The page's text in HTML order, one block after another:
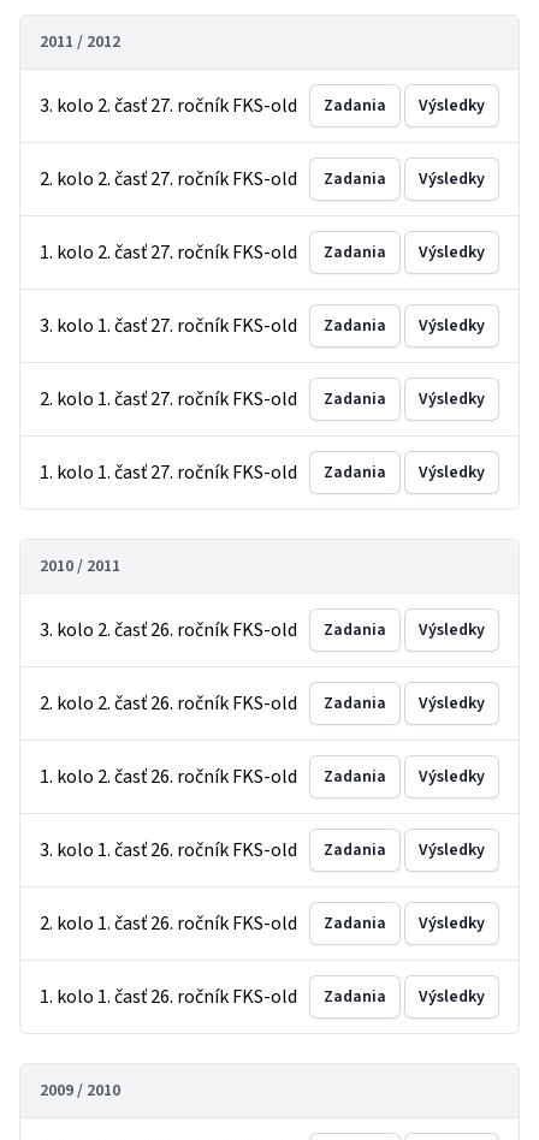
2011 / 2012
3. kolo 2. časť 27. ročník FKS-old Zadania Výsledky
2. kolo 2. časť 27. ročník FKS-old Zadania Výsledky
1. kolo 2. časť 27. ročník FKS-old Zadania Výsledky
3. kolo 1. časť 27. ročník FKS-old Zadania Výsledky
2. kolo 1. časť 27. ročník FKS-old Zadania Výsledky
1. kolo 1. časť 27. ročník FKS-old Zadania Výsledky
2010 / 2011
3. kolo 2. časť 26. ročník FKS-old Zadania Výsledky
2. kolo 2. časť 26. ročník FKS-old Zadania Výsledky
1. kolo 2. časť 26. ročník FKS-old Zadania Výsledky
3. kolo 1. časť 26. ročník FKS-old Zadania Výsledky
2. kolo 1. časť 26. ročník FKS-old Zadania Výsledky
1. kolo 1. časť 26. ročník FKS-old Zadania Výsledky
2009 / 2010